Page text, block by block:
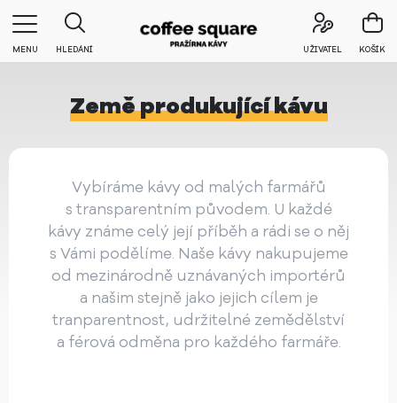
MENU HLEDÁNÍ UŽIVATEL KOŠÍK
Země produkující kávu
Vybíráme kávy od malých farmářů
s transparentním původem. U každé
kávy známe celý její příběh a rádi se o něj
s Vámi podělíme. Naše kávy nakupujeme
od mezinárodně uznávaných importérů
a našim stejně jako jejich cílem je
tranparentnost, udržitelné zemědělství
a férová odměna pro každého farmáře.